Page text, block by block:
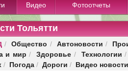
Видео Фотоотчеты
Тольятти
/ Общество / Автоновости /
и мир / Здоровье / Технологии /
/ Погода / Дороги / Видео новости